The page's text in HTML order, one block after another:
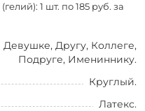
1 шт. по 185 руб. за
Девушке, Другу, Коллеге,
Подруге, Имениннику.
Круглый.
Латекс.